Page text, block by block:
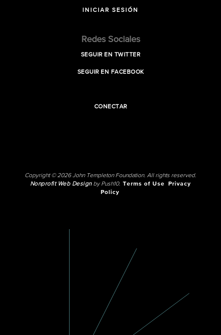
INICIAR SESIÓN
Redes Sociales
SEGUIR EN TWITTER
SEGUIR EN FACEBOOK
CONECTAR
Copyright © 2026 John Templeton Foundation. All rights reserved.
Nonprofit Web Designby Push10. Terms of Use
Privacy
Policy